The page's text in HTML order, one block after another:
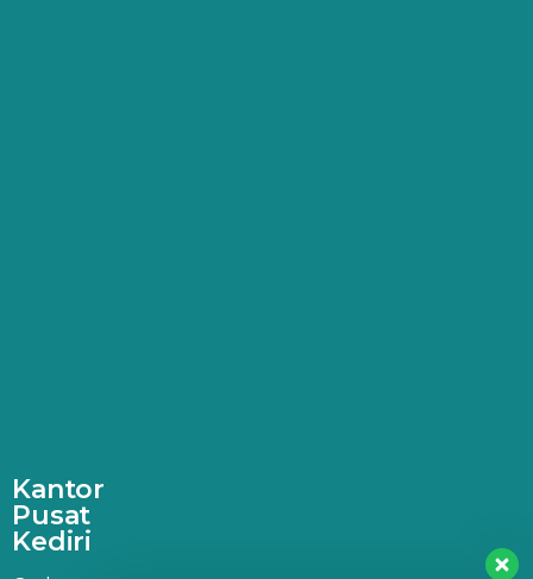
Kantor
Pusat
Kediri